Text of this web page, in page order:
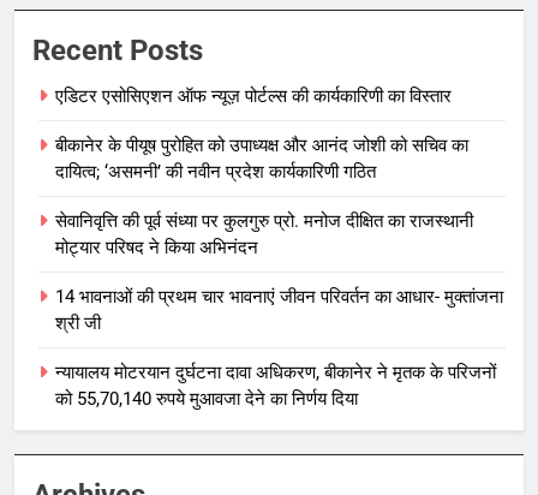
Recent Posts
एडिटर एसोसिएशन ऑफ न्यूज़ पोर्टल्स की कार्यकारिणी का विस्तार
बीकानेर के पीयूष पुरोहित को उपाध्यक्ष और आनंद जोशी को सचिव का
दायित्व; ‘असमनी’ की नवीन प्रदेश कार्यकारिणी गठित
सेवानिवृत्ति की पूर्व संध्या पर कुलगुरु प्रो. मनोज दीक्षित का राजस्थानी
मोट्यार परिषद ने किया अभिनंदन
14 भावनाओं की प्रथम चार भावनाएं जीवन परिवर्तन का आधार- मुक्तांजना
श्री जी
न्यायालय मोटरयान दुर्घटना दावा अधिकरण, बीकानेर ने मृतक के परिजनों
को 55,70,140 रुपये मुआवजा देने का निर्णय दिया